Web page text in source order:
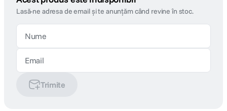
Lasă-ne adresa de email și te anunțăm când revine în stoc.
Trimite